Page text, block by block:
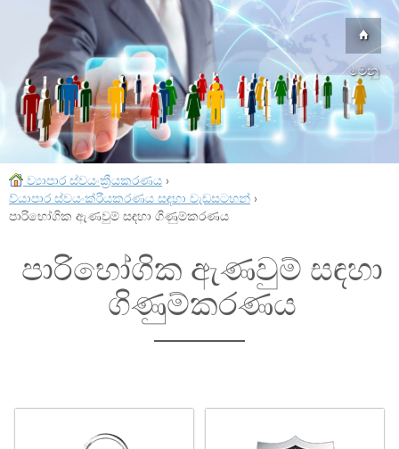
මෙනු
ව්‍යාපාර ස්වයංක්‍රීයකරණය ›
ව්යාපාර ස්වයංක්රීයකරණය සඳහා වැඩසටහන් ›
පාරිභෝගික ඇණවුම් සඳහා ගිණුම්කරණය
පාරිභෝගික ඇණවුම් සඳහා
ගිණුම්කරණය